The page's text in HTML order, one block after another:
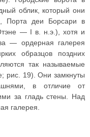
облик, который они
Порта деи Борсари в
— I в. н.э.), хотя и
— ордерная галерея
образцов поздних
так называемые
рис. 19). Они замкнуты
в отличие от
за гладь стены. Над
галерея.